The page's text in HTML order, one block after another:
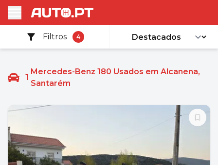
Filtros 4
1
Mercedes-Benz 180 Usados em Alcanena,
Santarém